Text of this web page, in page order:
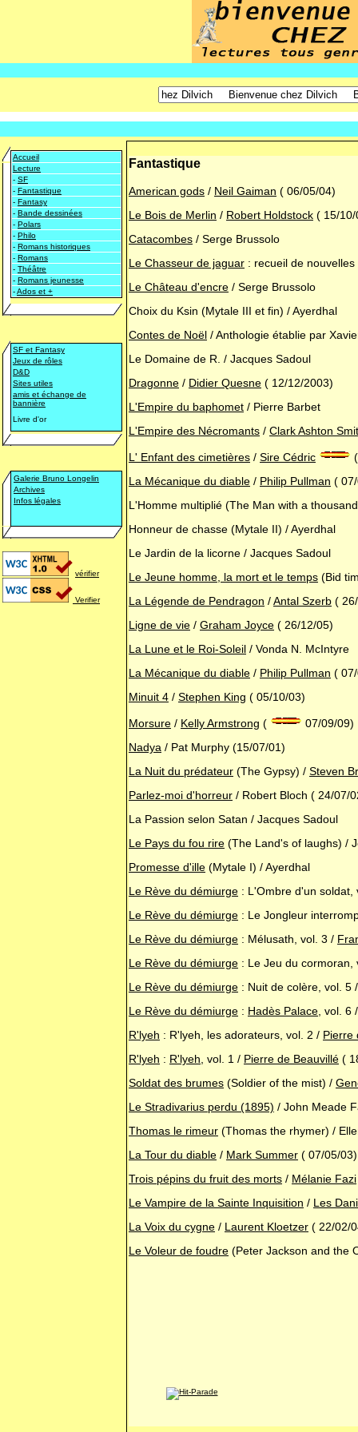
Accueil
Lecture
- SF
- Fantastique
- Fantasy
- Bande dessinées
- Polars
- Philo
- Romans historiques
- Romans
- Théâtre
- Romans jeunesse
-Ados et +
SF et Fantasy
Jeux de rôles
D&D
Sites utiles
amis et échange de
bannière
Livre d'or
Galerie Bruno Longelin
Archives
Infos légales
vérifier
Verifier
Fantastique
American gods / Neil Gaiman ( 06/05/04)
Le Bois de Merlin / Robert Holdstock ( 15/10/
Catacombes / Serge Brussolo
Le Chasseur de jaguar : recueil de
Le Château d'encre / Serge Brussolo
Choix du Ksin (Mytale III et fin) / Ayerdhal
Contes de Noël / Anthologie établie par
Le Domaine de R. / Jacques Sadoul
Dragonne / Didier Quesne ( 12/12/2003)
L'Empire du baphomet / Pierre Barbet
L'Empire des Nécromants / Clark Ashton
L' Enfant des cimetières / Sire Cédric
La Mécanique du diable / Philip Pullman (
L'Homme multiplié (The Man with a
Honneur de chasse (Mytale II) / Ayerdhal
Le Jardin de la licorne / Jacques Sadoul
Le Jeune homme, la mort et le temps (Bid
La Légende de Pendragon /Antal Szerb (
Ligne de vie / Graham Joyce ( 26/12/05)
La Lune et le Roi-Soleil / Vonda N. McIntyre
La Mécanique du diable / Philip Pullman (
Minuit 4 / Stephen King ( 05/10/03)
Morsure / Kelly Armstrong (
07/09/09)
Nadya / Pat Murphy (15/07/01)
La Nuit du prédateur (The Gypsy) / Steven
Parlez-moi d'horreur / Robert Bloch ( 24/07/
La Passion selon Satan / Jacques Sadoul
Le Pays du fou rire (The Land's of laughs) /
Promesse d'ille (Mytale I) / Ayerdhal
Le Rève du démiurge : L'Ombre d'un
Le Rève du démiurge : Le Jongleur
Le Rève du démiurge : Mélusath, vol. 3 /
Le Rève du démiurge : Le Jeu du
Le Rève du démiurge : Nuit de colère, vol. 5
Le Rève du démiurge : Hadès Palace , vol. 6
R'lyeh : R'lyeh, les adorateurs, vol. 2 / Pierre
R'lyeh : R'lyeh , vol. 1 / Pierre de Beauvillé (
Soldat des brumes (Soldier of the mist) /
Le Stradivarius perdu (1895) / John Meade
Thomas le rimeur (Thomas the rhymer) /
La Tour du diable / Mark Summer ( 07/05/03)
Trois pépins du fruit des morts / Mélanie Fazi
Le Vampire de la Sainte Inquisition / Les
La Voix du cygne / Laurent Kloetzer ( 22/02/
Le Voleur de foudre (Peter Jackson and the